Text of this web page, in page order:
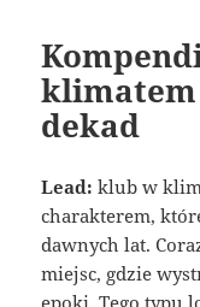
klimatem
dekad
Lead: klub w
charakterem,
dawnych lat.
miejsc, gdzie
epoki. Tego typu